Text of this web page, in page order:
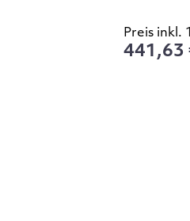
Preis inkl.
441,63